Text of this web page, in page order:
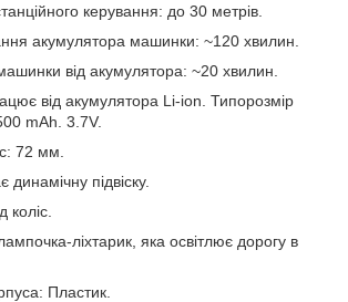
керування: до 30 метрів.
акумулятора машинки: ~120 хвилин.
від акумулятора: ~20 хвилин.
від акумулятора Li-ion. Типорозмір
mAh. 3.7V.
72 мм.
підвіску.
коліс.
ліхтарик, яка освітлює дорогу в
Пластик.